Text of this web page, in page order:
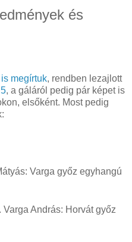
és
megírtuk, rendben lezajlott
, a gáláról pedig pár képet is
elsőként. Most pedig
Varga győz egyhangú
Varga András: Horvát győz